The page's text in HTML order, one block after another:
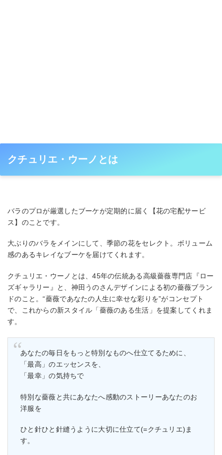
クチュリエ・ウーノとは
バラのプロが厳選したブーケが定期的に届く【花の宅配サービ
ス】のことです。
大ぶりのバラをメインにして、季節の花をセレクト。ボリューム
感のあるキレイなブーケを届けてくれます。
クチュリエ・ウーノとは、45年の伝統ある高級薔薇専門店『ロー
ズギャラリー』と、神田うのさんデザインによる初の薔薇ブラン
ドのこと。“薔薇であなたの人生に幸せな彩りを”がコンセプト
で、これからの新スタイル「薔薇のある生活」を提案してくれま
す。
あなたの毎日をもっと特別なものへ仕立てるために、
「最高」のエッセンスを、
「最幸」の気持ちで
特別な薔薇と共にあなたへ感動のストーリーあなたのお
洋服を
ひと針ひと針縫うように大切に仕立て(=クチュリエ)ま
す。